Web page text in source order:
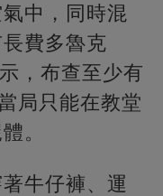
中，同時混
費多魯克
，布查至少有
局只能在教堂
。
牛仔褲、運